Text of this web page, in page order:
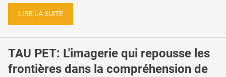
LIRE LA SUITE
TAU PET: L'imagerie qui repousse les
frontières dans la compréhension de